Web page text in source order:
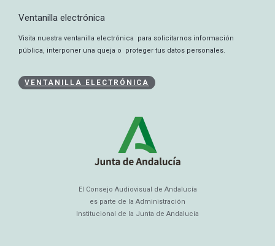
Ventanilla electrónica
Visita nuestra ventanilla electrónica para solicitarnos información
pública, interponer una queja o proteger tus datos personales.
VENTANILLA ELECTRÓNICA
El Consejo Audiovisual de Andalucía
es parte de la Administración
Institucional de la Junta de Andalucía